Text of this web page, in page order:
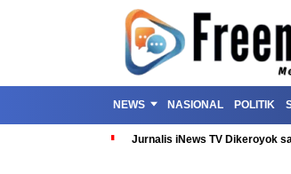
NEWS NASIONAL POLITIK
Jurnalis iNews TV Dikeroyok